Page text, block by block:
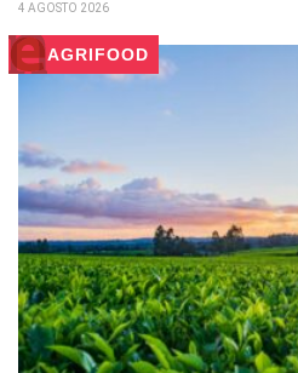
4 AGOSTO 2026
AGRIFOOD